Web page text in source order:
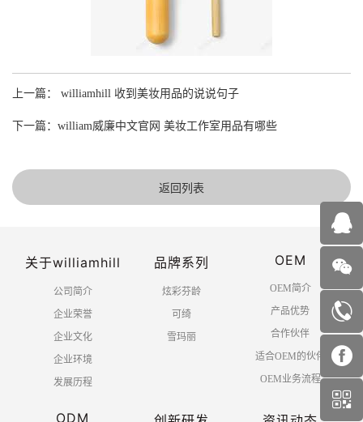
上一篇： williamhill 收到美妆用品的说说句子
下一篇：william威廉中文官网 美妆工作室用品有哪些
返回列表
关于williamhill
公司简介
企业荣誉
企业文化
企业环境
发展历程
品牌系列
炫彩芬龄
可绮
雪玛丽
OEM
OEM简介
产品优势
合作伙伴
适合OEM的伙伴
OEM业务流程
ODM